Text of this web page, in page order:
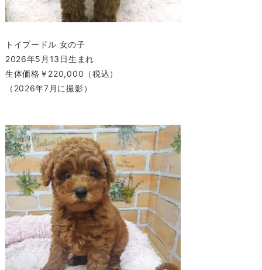
トイプードル 女の子
2026年5月13日生まれ
生体価格￥220,000（税込）
（2026年7月に撮影）